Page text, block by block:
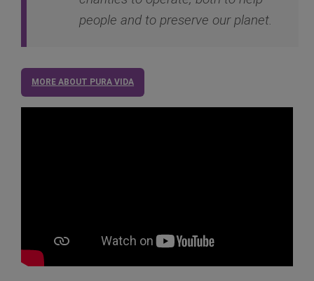
people and to preserve our planet.
MORE ABOUT PURA VIDA